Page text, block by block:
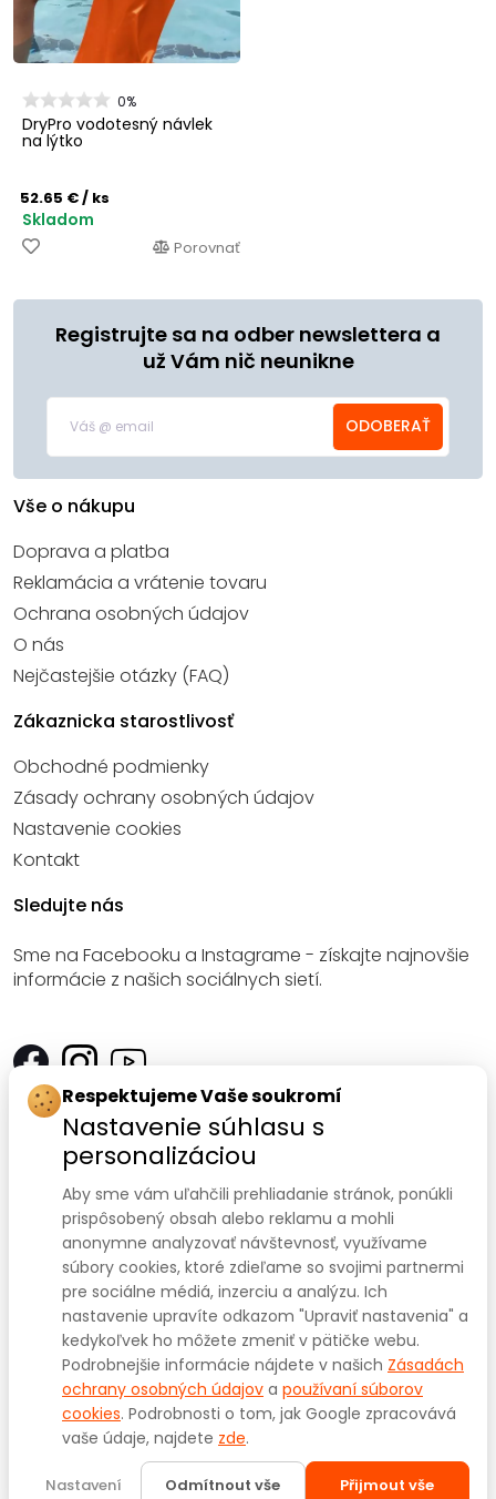
0%
DryPro vodotesný návlek
na lýtko
52.65 €/ ks
Skladom
Porovnať
Registrujte sa na odber newslettera a
už Vám nič neunikne
ODOBERAŤ
Vše o nákupu
Doprava a platba
Reklamácia a vrátenie tovaru
Ochrana osobných údajov
O nás
Nejčastejšie otázky (FAQ)
Zákaznicka starostlivosť
Obchodné podmienky
Zásady ochrany osobných údajov
Nastavenie cookies
Kontakt
Sledujte nás
Sme na Facebooku a Instagrame - získajte najnovšie
informácie z našich sociálnych sietí.
Kontakt
SANOMED, spol. s r.o.
Palackého třída 240/75
612 00 Brno-Královo Pole
IČ: 47910127
DIČ: CZ47910127
Prodejna:+420 541 422 911,+420 541 422 912
e-mail:eshop@sanomed.cz
Copyright © 2025 www.sanomed.cz
vyhrazena.
Respektujeme Vaše soukromí
Nastavenie súhlasu s
personalizáciou
Aby sme vám uľahčili prehliadanie stránok, ponúkli
prispôsobený obsah alebo reklamu a mohli
anonymne analyzovať návštevnosť, využívame
súbory cookies, ktoré zdieľame so svojimi partnermi
pre sociálne médiá, inzerciu a analýzu. Ich
nastavenie upravíte odkazom "Upraviť nastavenia" a
kedykoľvek ho môžete zmeniť v pätičke webu.
Podrobnejšie informácie nájdete v našich Zásadách
ochrany osobných údajov a používaní súborov
cookies. Podrobnosti o tom, jak Google zpracovává
vaše údaje, najdete zde.
Nastavení Odmítnout vše Přijmout vše